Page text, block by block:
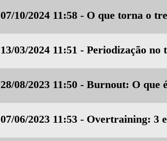
07/10/2024 11:58 - O que torna o
13/03/2024 11:51 - Periodização no
28/08/2023 11:50 - Burnout: O que
07/06/2023 11:53 - Overtraining: 3